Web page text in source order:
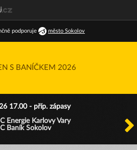
podporuje město Sokolov
S BANÍČKEM 2026
17.00 - příp. zápasy
Energie Karlovy Vary
Baník Sokolov